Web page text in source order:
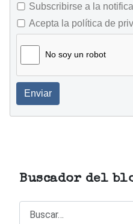
Subscribirse a la
Acepta la política de
No soy un robot
Enviar
Buscador del